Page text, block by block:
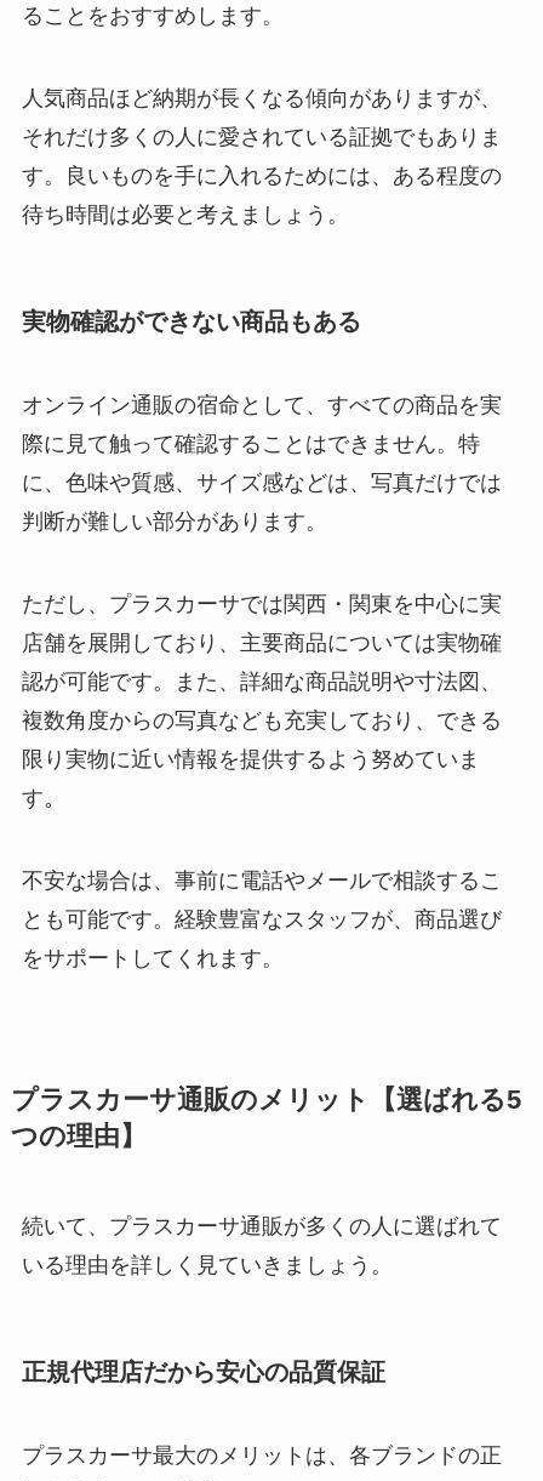
ることをおすすめします。
人気商品ほど納期が長くなる傾向がありますが、
それだけ多くの人に愛されている証拠でもありま
す。良いものを手に入れるためには、ある程度の
待ち時間は必要と考えましょう。
実物確認ができない商品もある
オンライン通販の宿命として、すべての商品を実
際に見て触って確認することはできません。特
に、色味や質感、サイズ感などは、写真だけでは
判断が難しい部分があります。
ただし、プラスカーサでは関西・関東を中心に実
店舗を展開しており、主要商品については実物確
認が可能です。また、詳細な商品説明や寸法図、
複数角度からの写真なども充実しており、できる
限り実物に近い情報を提供するよう努めていま
す。
不安な場合は、事前に電話やメールで相談するこ
とも可能です。経験豊富なスタッフが、商品選び
をサポートしてくれます。
プラスカーサ通販のメリット【選ばれる5
つの理由】
続いて、プラスカーサ通販が多くの人に選ばれて
いる理由を詳しく見ていきましょう。
正規代理店だから安心の品質保証
プラスカーサ最大のメリットは、各ブランドの正